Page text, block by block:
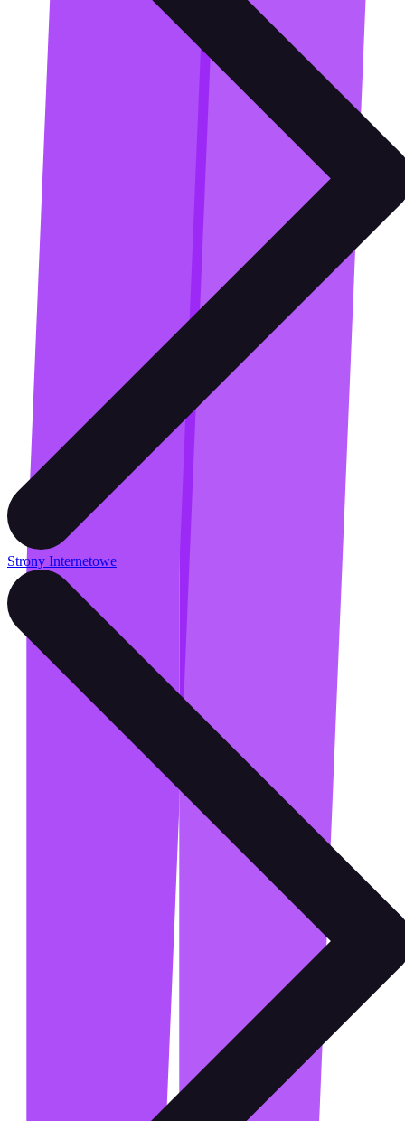
Strony Internetowe